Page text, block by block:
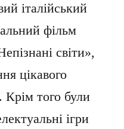
італійський
фільм
світи»,
цікавого
Крім того були
ігри